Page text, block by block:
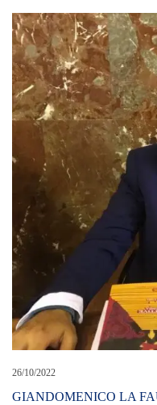
26/10/2022
GIANDOMENICO LA